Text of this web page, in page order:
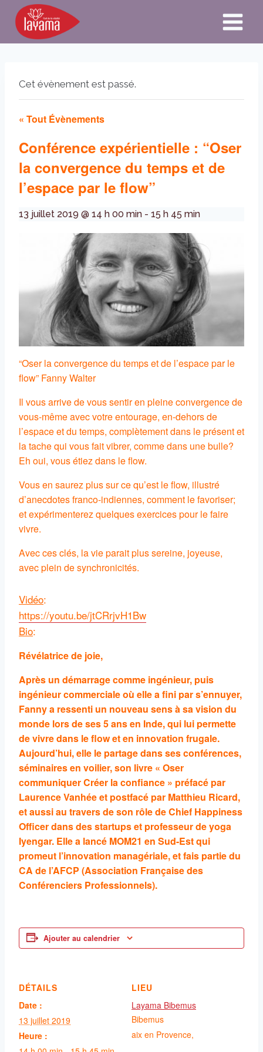
Aller
contenu
Cet évènement est passé.
« Tout Évènements
Conférence expérientielle : “Oser
la convergence du temps et de
l’espace par le flow”
13 juillet 2019 @ 14 h 00 min - 15 h 45 min
“Oser la convergence du temps et de l’espace par le
flow” Fanny Walter
Il vous arrive de vous sentir en pleine convergence de
vous-même avec votre entourage, en-dehors de
l’espace et du temps, complètement dans le présent et
la tache qui vous fait vibrer, comme dans une bulle?
Eh oui, vous étiez dans le flow.
Vous en saurez plus sur ce qu’est le flow, illustré
d’anecdotes franco-indiennes, comment le favoriser;
et expérimenterez quelques exercices pour le faire
vivre.
Avec ces clés, la vie parait plus sereine, joyeuse,
avec plein de synchronicités.
Vidéo:
https://youtu.be/jtCRrjvH1Bw
Bio:
Révélatrice de joie,
Après un démarrage comme ingénieur, puis
ingénieur commerciale où elle a fini par s’ennuyer,
Fanny a ressenti un nouveau sens à sa vision du
monde lors de ses 5 ans en Inde, qui lui permette
de vivre dans le flow et en innovation frugale.
Aujourd’hui, elle le partage dans ses conférences,
séminaires en voilier, son livre « Oser
communiquer Créer la confiance » préfacé par
Laurence Vanhée et postfacé par Matthieu Ricard,
et aussi au travers de son rôle de Chief Happiness
Officer dans des startups et professeur de yoga
Iyengar. Elle a lancé MOM21 en Sud-Est qui
promeut l’innovation managériale, et fais partie du
CA de l’AFCP (Association Française des
Conférenciers Professionnels).
Ajouter au calendrier
DÉTAILS
Date :
13 juillet 2019
Heure :
LIEU
Layama Bibemus
Bibemus
aix en Provence,